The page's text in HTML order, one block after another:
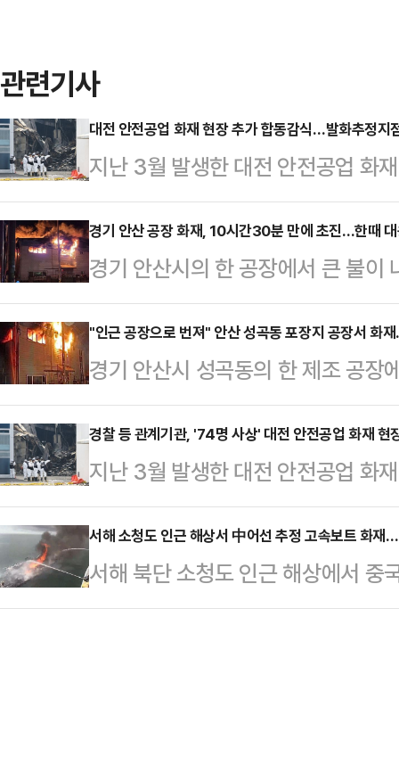
관련기사
대전 안전공업 화재 현장 추가 합동감식…발화추정지
지난 3월 발생한 대전 안전공업 화
추가 합동감식에 나서 발화 추정 지
면 대전경찰청은 이날 오전 9시쯤
등 관계기관 20여명과 함께 합동
참관하지 않는 것으로 전해졌다.당
관 1층 가공라인 천장 부근을 중점
지난 4일 진행한 감식에서 동관 1
을 조사했다. …
경기 안산 공장 화재, 10시간30분 만에 초진…한때
경기 안산시의 한 공장에서 큰 불이
불길은 화재 발생 약 10시간30분
따르면 전날 오후 9시5분쯤 경기
업 공장에서 불이 났다. 불이 난 공
이다.이후 불길은 인접한 다른 공장
모두 9곳 업체가 운영하는 11개 동
나자 인근 공장 관계자 6명은 스스
다.소방…
"인근 공장으로 번져" 안산 성곡동 포장지 공장서 화
경기 안산시 성곡동의 한 제조 공장
발령하고 진화 중이다.7일 오후 9
지 공장에서 화재가 발생했다는
약 5분 만에 대응 1단계를 발령한
향 발령했다. 당국은 장비 35대와 인원 152명을 동원해 진화 작업을 벌이고
있다.불은 인근 공장으로 번져 나가
문자를 통해 "성곡동 공장에서 화
고,…
경찰 등 관계기관, '74명 사상' 대전 안전공업 화재 현
지난 3월 발생한 대전 안전공업 화
건물 철거 이후 처음으로 합동 감
청 과학수사계는 이날 오전 9시쯤
공단, 고용노동부, 재난안전연구원
진행하고 있다. 이번 합동 감식에
서해 소청도 인근 해상서 中어선 추정 고속보트 화재
서해 북단 소청도 인근 해상에서 중
1시간 만에 꺼졌다.2일 인천해양경